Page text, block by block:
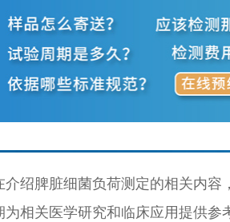
介绍脾脏细菌负荷测定的相关内
为相关医学研究和临床应用提供参